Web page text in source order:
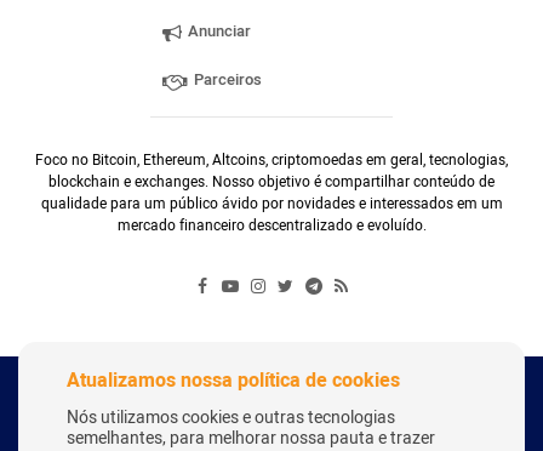
Anunciar
Parceiros
Foco no Bitcoin, Ethereum, Altcoins, criptomoedas em geral, tecnologias,
blockchain e exchanges. Nosso objetivo é compartilhar conteúdo de
qualidade para um público ávido por novidades e interessados em um
mercado financeiro descentralizado e evoluído.
Copyright Webitcoin 2018 - Todos os Direitos Reservados
Atualizamos nossa política de cookies
Nós utilizamos cookies e outras tecnologias
semelhantes, para melhorar nossa pauta e trazer